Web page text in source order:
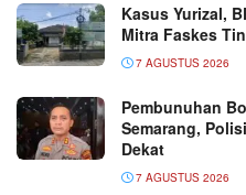
Kasus Yurizal,
Mitra Faskes
7 AGUSTUS 2026
Pembunuhan
Semarang,
Dekat
7 AGUSTUS 2026